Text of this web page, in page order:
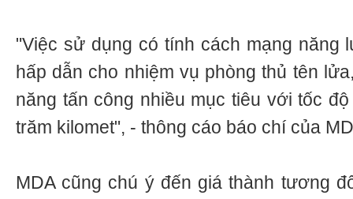
"Việc sử dụng có tính cách mạng năng
hấp dẫn cho nhiệm vụ phòng thủ tên
năng tấn công nhiều mục tiêu với tốc
trăm kilomet", - thông cáo báo chí của
MDA cũng chú ý đến giá thành tương